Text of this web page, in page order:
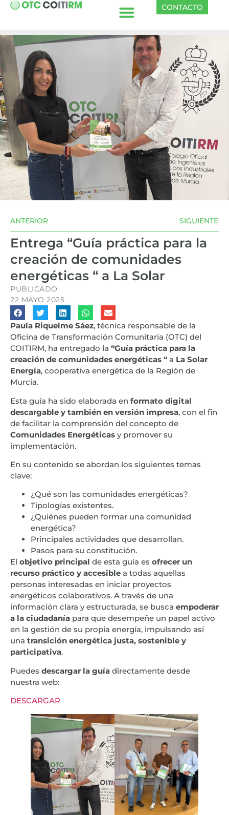
CONTACTO
ANTERIOR SIGUIENTE
Entrega “Guía práctica para la
creación de comunidades
energéticas “ a La Solar
PUBLICADO
22 MAYO 2025
Paula Riquelme Sáez, técnica responsable de la
Oficina de Transformación Comunitaria (OTC) del
COITIRM, ha entregado la “Guía práctica para la
creación de comunidades energéticas “ a La Solar
Energía, cooperativa energética de la Región de
Murcia.
Esta guía ha sido elaborada en formato digital
descargable y también en versión impresa, con el fin
de facilitar la comprensión del concepto de
Comunidades Energéticas y promover su
implementación.
En su contenido se abordan los siguientes temas
clave:
¿Qué son las comunidades energéticas?
Tipologías existentes.
¿Quiénes pueden formar una comunidad
energética?
Principales actividades que desarrollan.
Pasos para su constitución.
El objetivo principal de esta guía es ofrecer un
recurso práctico y accesible a todas aquellas
personas interesadas en iniciar proyectos
energéticos colaborativos. A través de una
información clara y estructurada, se busca empoderar
a la ciudadanía para que desempeñe un papel activo
en la gestión de su propia energía, impulsando así
una transición energética justa, sostenible y
participativa.
Puedes descargar la guía directamente desde
nuestra web:
DESCARGAR